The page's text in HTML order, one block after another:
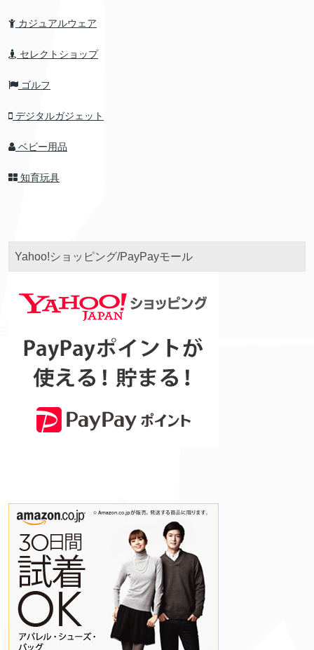
カジュアルウェア
セレクトショップ
ゴルフ
デジタルガジェット
ベビー用品
知育玩具
Yahoo!ショッピング/PayPayモール